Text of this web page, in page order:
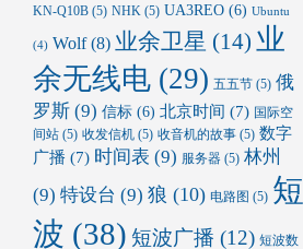
KN-Q10B(5) NHK (5) UA3REO(6) Ubuntu
(4) Wolf(8) 业余卫星 (14) 业
余无线电(29) 五五节(5) 俄
罗斯(9) 信标(6) 北京时间 (7) 国际空
间站(5) 收发信机(5) 收音机的故事(5) 数字
广播 (7) 时间表 (9) 服务器(5) 林州
(9) 特设台 (9) 狼 (10) 电路图 (5) 短
波 (38) 短波广播 (12) 短波数